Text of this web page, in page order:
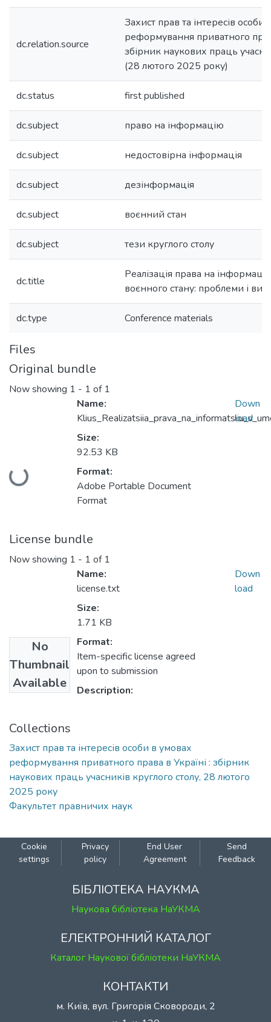
dc.relation.source
Захист прав та інтересів особи
реформування приватного
збірник наукових праць
(28 лютого 2025 року)
dc.status first published
dc.subject право на інформацію
dc.subject недостовірна інформація
dc.subject дезінформація
dc.subject воєнний стан
dc.subject тези круглого столу
dc.title
Реалізація права на
воєнного стану: проблеми і
dc.type Conference materials
Files
Original bundle
Now showing 1 - 1 of 1
Loading...
Name:
Size:
92.53 KB
Format:
Adobe Portable Document
Format
Down
load
License bundle
Now showing 1 - 1 of 1
No
Thumbnail
Available
Name:
license.txt
Size:
1.71 KB
Format:
Item-specific license agreed
upon to submission
Description:
Down
load
Collections
Захист прав та інтересів особи в умовах
реформування приватного права в Україні : збірник
наукових праць учасників круглого столу, 28 лютого
2025 року
Факультет правничих наук
Cookie
settings
Privacy
policy
End User
Agreement
Send
Feedback
БІБЛІОТЕКА НАУКМА
Наукова бібліотека НаУКМА
ЕЛЕКТРОННИЙ КАТАЛОГ
Каталог Наукової бібліотеки НаУКМА
КОНТАКТИ
м. Київ, вул. Григорія Сковороди, 2